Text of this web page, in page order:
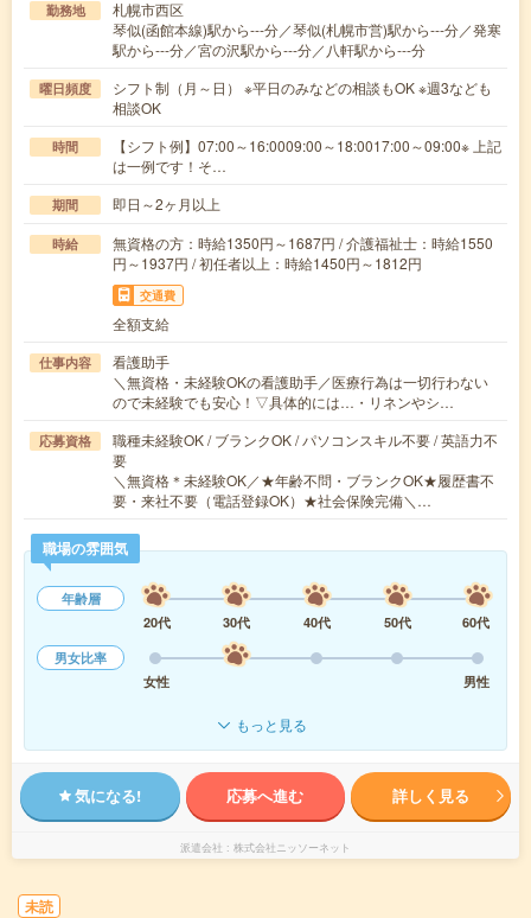
勤務地
札幌市西区
琴似(函館本線)駅から---分／琴似(札幌市営)駅から---分／発寒
駅から---分／宮の沢駅から---分／八軒駅から---分
曜日頻度
シフト制（月～日） ※平日のみなどの相談もOK ※週3なども
相談OK
時間
【シフト例】07:00～16:0009:00～18:0017:00～09:00※ 上記
は一例です！そ…
期間 即日～2ヶ月以上
時給
無資格の方：時給1350円～1687円 / 介護福祉士：時給1550
円～1937円 / 初任者以上：時給1450円～1812円
交通費
全額支給
仕事内容
看護助手
＼無資格・未経験OKの看護助手／医療行為は一切行わない
ので未経験でも安心！▽具体的には…・リネンやシ…
応募資格
職種未経験OK / ブランクOK / パソコンスキル不要 / 英語力不
要
＼無資格＊未経験OK／★年齢不問・ブランクOK★履歴書不
要・来社不要（電話登録OK）★社会保険完備＼…
職場の雰囲気
年齢層
20代
30代 40代 50代
60代
男女比率
女性
男性
もっと見る
気になる! 応募へ進む 詳しく見る
派遣会社 株式会社ニッソーネット
未読